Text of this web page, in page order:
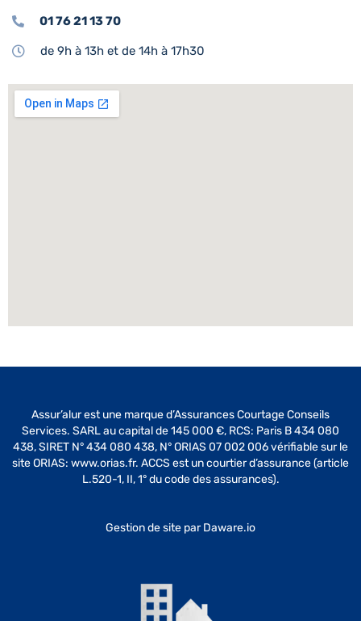
01 76 21 13 70
de 9h à 13h et de 14h à 17h30
Assur’alur est une marque d’Assurances Courtage Conseils
Services. SARL au capital de 145 000 €, RCS: Paris B 434 080
438, SIRET N° 434 080 438, N° ORIAS 07 002 006 vérifiable sur le
site ORIAS: www.orias.fr. ACCS est un courtier d’assurance (article
L.520-1, II, 1° du code des assurances).
Gestion de site parDaware.io